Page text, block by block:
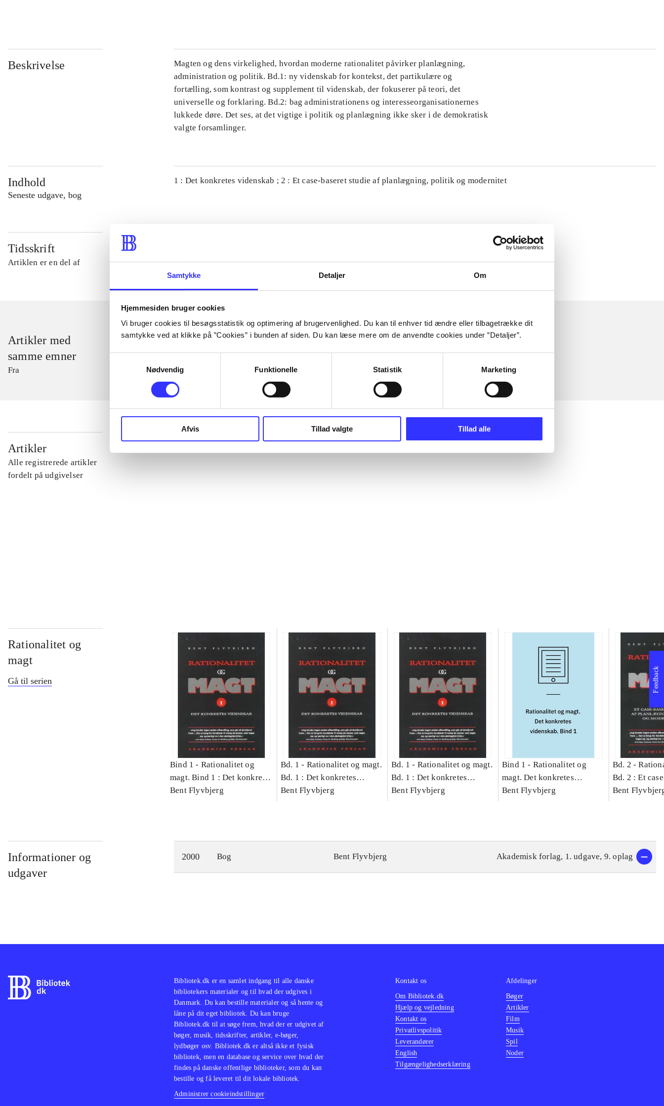
Samtykke Detaljer Om
Hjemmesiden bruger cookies
Vi bruger cookies til besøgsstatistik og optimering af brugervenlighed. Du kan til enhver tid ændre eller tilbagetrække dit
samtykke ved at klikke på ”Cookies” i bunden af siden. Du kan læse mere om de anvendte cookies under ”Detaljer”.
Nødvendig
Funktionelle Statistik Marketing
Afvis Tillad valgte Tillad alle
Beskrivelse
Magten og dens virkelighed, hvordan moderne rationalitet påvirker planlægning,
administration og politik. Bd.1: ny videnskab for kontekst, det partikulære og
fortælling, som kontrast og supplement til videnskab, der fokuserer på teori, det
universelle og forklaring. Bd.2: bag administrationens og interesseorganisationernes
lukkede døre. Det ses, at det vigtige i politik og planlægning ikke sker i de demokratisk
valgte forsamlinger.
Indhold
Seneste udgave, bog
1 : Det konkretes videnskab ; 2 : Et case-baseret studie af planlægning, politik og modernitet
Tidsskrift
Artiklen er en del af
Artikler med
samme emner
Fra
Artikler
Alle registrerede artikler
fordelt på udgivelser
...
Rationalitet og
magt
Gå til serien
Bind 1 - Rationalitet og
magt. Bind 1 : Det konkretes
videnskab
Bent Flyvbjerg
Bd. 1 - Rationalitet og magt.
Bd. 1 : Det konkretes
videnskab
Bent Flyvbjerg
Bd. 1 - Rationalitet og magt.
Bd. 1 : Det konkretes
videnskab
Bent Flyvbjerg
Bind 1 - Rationalitet og
magt. Det konkretes
videnskab. Bind 1
Bent Flyvbjerg
Bd. 2 -
Bd. 2 : Et
studie af
Bent
Informationer og
udgaver
2000 Bog Bent Flyvbjerg Akademisk forlag, 1. udgave, 9. oplag
Feedback
Bibliotek.dk er en samlet indgang til alle danske
bibliotekers materialer og til hvad der udgives i
Danmark. Du kan bestille materialer og så hente og
låne på dit eget bibliotek. Du kan bruge
Bibliotek.dk til at søge frem, hvad der er udgivet af
bøger, musik, tidsskrifter, artikler, e-bøger,
lydbøger osv. Bibliotek.dk er altså ikke et fysisk
bibliotek, men en database og service over hvad der
findes på danske offentlige biblioteker, som du kan
bestille og få leveret til dit lokale bibliotek.
Administrer cookieindstillinger
Kontakt os
Om Bibliotek.dk
Hjælp og vejledning
Kontakt os
Privatlivspolitik
Leverandører
English
Tilgængelighedserklæring
Afdelinger
Bøger
Artikler
Film
Musik
Spil
Noder